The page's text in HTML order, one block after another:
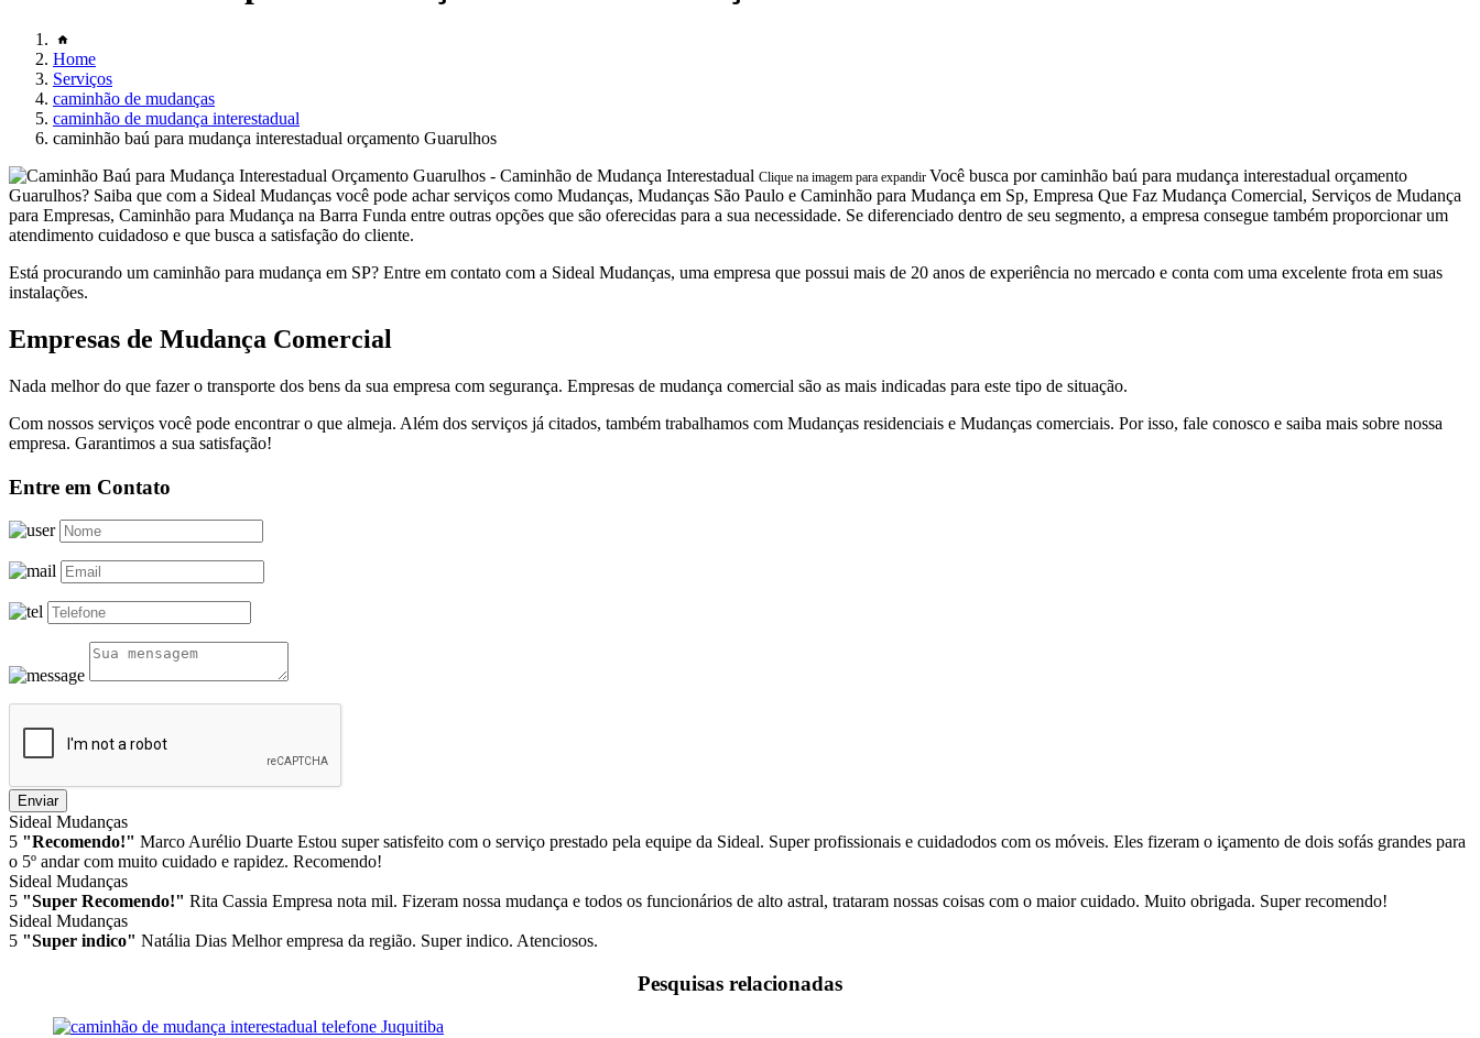
Home
Serviços
caminhão de mudanças
caminhão de mudança interestadual
caminhão baú para mudança interestadual orçamento Guarulhos
Clique na imagem para expandir Você busca por caminhão baú para mudança interestadual orçamento
Guarulhos? Saiba que com a Sideal Mudanças você pode achar serviços como Mudanças, Mudanças São Paulo e Caminhão para Mudança em Sp, Empresa Que Faz Mudança Comercial, Serviços de Mudança
para Empresas, Caminhão para Mudança na Barra Funda entre outras opções que são oferecidas para a sua necessidade. Se diferenciado dentro de seu segmento, a empresa consegue também proporcionar um
atendimento cuidadoso e que busca a satisfação do cliente.
Está procurando um caminhão para mudança em SP? Entre em contato com a Sideal Mudanças, uma empresa que possui mais de 20 anos de experiência no mercado e conta com uma excelente frota em suas
instalações.
Empresas de Mudança Comercial
Nada melhor do que fazer o transporte dos bens da sua empresa com segurança. Empresas de mudança comercial são as mais indicadas para este tipo de situação.
Com nossos serviços você pode encontrar o que almeja. Além dos serviços já citados, também trabalhamos com Mudanças residenciais e Mudanças comerciais. Por isso, fale conosco e saiba mais sobre nossa
empresa. Garantimos a sua satisfação!
Entre em Contato
Enviar
Sideal Mudanças
5 "Recomendo!" Marco Aurélio Duarte Estou super satisfeito com o serviço prestado pela equipe da Sideal. Super profissionais e cuidadodos com os móveis. Eles fizeram o içamento de dois sofás grandes para
o 5º andar com muito cuidado e rapidez. Recomendo!
Sideal Mudanças
5 "Super Recomendo!" Rita Cassia Empresa nota mil. Fizeram nossa mudança e todos os funcionários de alto astral, trataram nossas coisas com o maior cuidado. Muito obrigada. Super recomendo!
Sideal Mudanças
5 "Super indico" Natália Dias Melhor empresa da região. Super indico. Atenciosos.
Pesquisas relacionadas